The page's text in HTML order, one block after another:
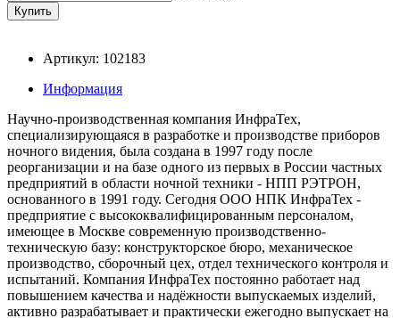
Артикул: 102183
Информация
Научно-производственная компания ИнфраТех,
специализирующаяся в разработке и производстве приборов
ночного видения, была создана в 1997 году после
реорганизации и на базе одного из первых в России частных
предприятий в области ночной техники - НПП РЭТРОН,
основанного в 1991 году. Сегодня ООО НПК ИнфраТех -
предприятие с высококвалифицированным персоналом,
имеющее в Москве современную производственно-
техническую базу: конструкторское бюро, механическое
производство, сборочный цех, отдел технического контроля и
испытаний. Компания ИнфраТех постоянно работает над
повышением качества и надёжности выпускаемых изделий,
активно разрабатывает и практически ежегодно выпускает на